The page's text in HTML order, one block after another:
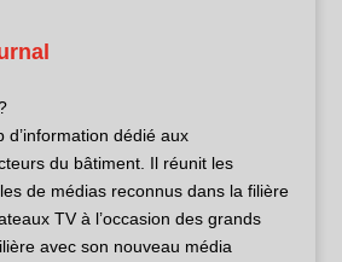
d’information dédié aux
du bâtiment. Il réunit les
de médias reconnus dans la filière
TV à l’occasion des grands
avec son nouveau média